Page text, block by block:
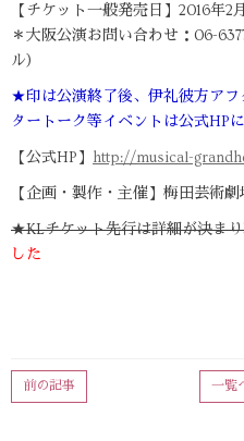
【チケット一般発売日】2016年2
＊大阪公演お問い合わせ：06-
ル)
★印は公演終了後、伊礼彼方アフ
タートーク等イベントは公式HP
【公式HP】 http://musical-
【企画・製作・主催】梅田芸術劇
★KLチケット先行は詳細が決ま
した
一覧
前の記事